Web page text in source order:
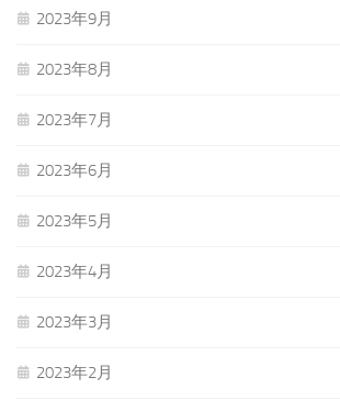
2023年9月
2023年8月
2023年7月
2023年6月
2023年5月
2023年4月
2023年3月
2023年2月